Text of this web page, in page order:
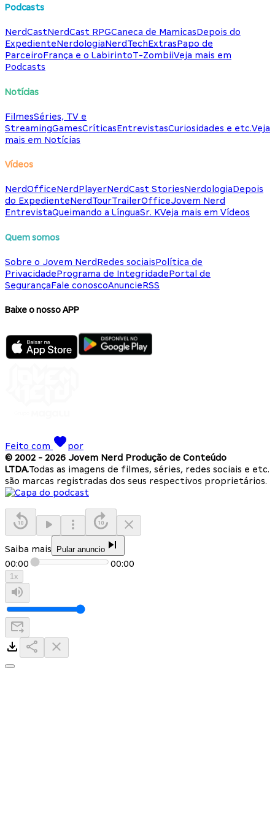
Podcasts
NerdCastNerdCast RPGCaneca de MamicasDepois do
ExpedienteNerdologiaNerdTechExtrasPapo de
ParceiroFrança e o LabirintoT-ZombiiVeja mais em
Podcasts
Notícias
FilmesSéries, TV e
StreamingGamesCríticasEntrevistasCuriosidades e etc.Veja
mais em Notícias
Vídeos
NerdOfficeNerdPlayerNerdCast StoriesNerdologiaDepois
do ExpedienteNerdTourTrailerOfficeJovem Nerd
EntrevistaQueimando a LínguaSr. KVeja mais em Vídeos
Quem somos
Sobre o Jovem NerdRedes sociaisPolítica de
PrivacidadePrograma de IntegridadePortal de
SegurançaFale conoscoAnuncieRSS
Baixe o nosso APP
Feito com
por
© 2002 - 2026 Jovem Nerd Produção de Conteúdo
LTDA.Todas as imagens de filmes, séries, redes sociais e etc.
são marcas registradas dos seus respectivos proprietários.
Saiba mais Pular anuncio
00:00 00:00
1x